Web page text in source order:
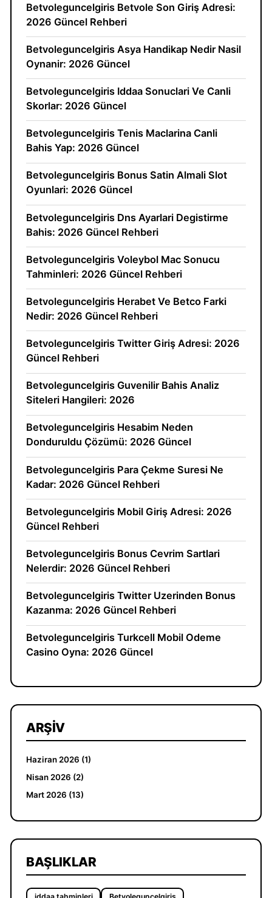
Betvoleguncelgiris Betvole Son Giriş Adresi:
2026 Güncel Rehberi
Betvoleguncelgiris Asya Handikap Nedir Nasil
Oynanir: 2026 Güncel
Betvoleguncelgiris Iddaa Sonuclari Ve Canli
Skorlar: 2026 Güncel
Betvoleguncelgiris Tenis Maclarina Canli
Bahis Yap: 2026 Güncel
Betvoleguncelgiris Bonus Satin Almali Slot
Oyunlari: 2026 Güncel
Betvoleguncelgiris Dns Ayarlari Degistirme
Bahis: 2026 Güncel Rehberi
Betvoleguncelgiris Voleybol Mac Sonucu
Tahminleri: 2026 Güncel Rehberi
Betvoleguncelgiris Herabet Ve Betco Farki
Nedir: 2026 Güncel Rehberi
Betvoleguncelgiris Twitter Giriş Adresi: 2026
Güncel Rehberi
Betvoleguncelgiris Guvenilir Bahis Analiz
Siteleri Hangileri: 2026
Betvoleguncelgiris Hesabim Neden
Donduruldu Çözümü: 2026 Güncel
Betvoleguncelgiris Para Çekme Suresi Ne
Kadar: 2026 Güncel Rehberi
Betvoleguncelgiris Mobil Giriş Adresi: 2026
Güncel Rehberi
Betvoleguncelgiris Bonus Cevrim Sartlari
Nelerdir: 2026 Güncel Rehberi
Betvoleguncelgiris Twitter Uzerinden Bonus
Kazanma: 2026 Güncel Rehberi
Betvoleguncelgiris Turkcell Mobil Odeme
Casino Oyna: 2026 Güncel
ARŞIV
Haziran 2026 (1)
Nisan 2026 (2)
Mart 2026 (13)
BAŞLIKLAR